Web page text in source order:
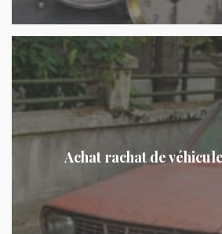
Achat rachat de